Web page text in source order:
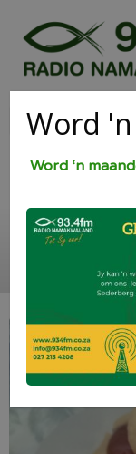
Word
Word ‘n